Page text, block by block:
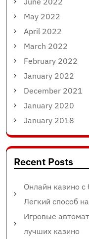
May 2022
April 2022
March 2022
February 2022
January 2022
December 2021
January 2020
January 2018
Recent Posts
Онлайн казино
Легкий способ
Игровые
лучших казино